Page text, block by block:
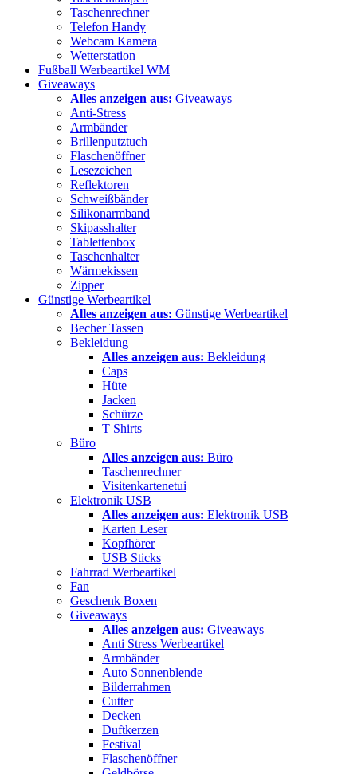
Taschenrechner
Telefon Handy
Webcam Kamera
Wetterstation
Fußball Werbeartikel WM
Giveaways
Alles anzeigen aus: Giveaways
Anti-Stress
Armbänder
Brillenputztuch
Flaschenöffner
Lesezeichen
Reflektoren
Schweißbänder
Silikonarmband
Skipasshalter
Tablettenbox
Taschenhalter
Wärmekissen
Zipper
Günstige Werbeartikel
Alles anzeigen aus: Günstige Werbeartikel
Becher Tassen
Bekleidung
Alles anzeigen aus: Bekleidung
Caps
Hüte
Jacken
Schürze
T Shirts
Büro
Alles anzeigen aus: Büro
Taschenrechner
Visitenkartenetui
Elektronik USB
Alles anzeigen aus: Elektronik USB
Karten Leser
Kopfhörer
USB Sticks
Fahrrad Werbeartikel
Fan
Geschenk Boxen
Giveaways
Alles anzeigen aus: Giveaways
Anti Stress Werbeartikel
Armbänder
Auto Sonnenblende
Bilderrahmen
Cutter
Decken
Duftkerzen
Festival
Flaschenöffner